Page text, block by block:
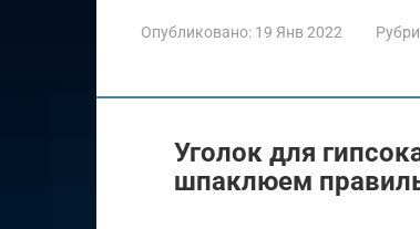
Опубликовано: 19 Янв 2022
Уголок для
шпаклюем